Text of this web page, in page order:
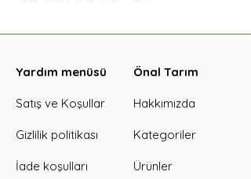
Yardım menüsü
Satış ve Koşullar
Gizlilik politikası
İade koşulları
Önal Tarım
Hakkımızda
Kategoriler
Ürünler